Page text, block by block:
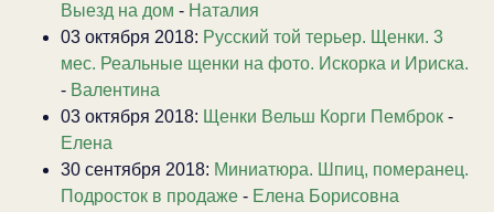
Выезд на дом - Наталия
03 октября 2018: Русский той терьер. Щенки. 3
мес. Реальные щенки на фото. Искорка и Ириска.
- Валентина
03 октября 2018: Щенки Вельш Корги Пемброк -
Елена
30 сентября 2018: Миниатюра. Шпиц, померанец.
Подросток в продаже - Елена Борисовна